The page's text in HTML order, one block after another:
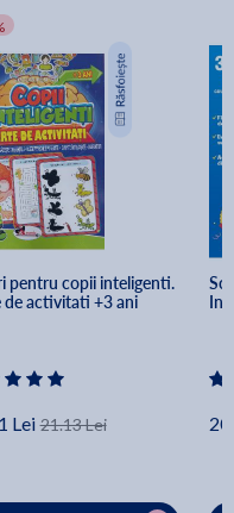
pentru copii inteligenti.
de activitati +3 ani
Lei 21.13 Lei